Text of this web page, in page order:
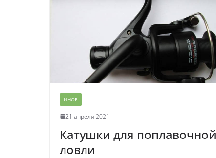
ИНОЕ
21 апреля 2021
Катушки для поплавочной
ловли